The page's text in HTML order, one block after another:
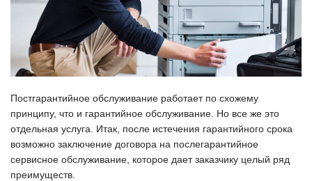
Постгарантийное обслуживание работает по схожему
принципу, что и гарантийное обслуживание. Но все же это
отдельная услуга. Итак, после истечения гарантийного срока
возможно заключение договора на послегарантийное
сервисное обслуживание, которое дает заказчику целый ряд
преимуществ